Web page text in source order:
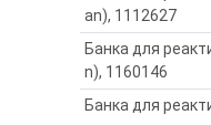
an), 1112627
Банка для
n), 1160146
Банка для